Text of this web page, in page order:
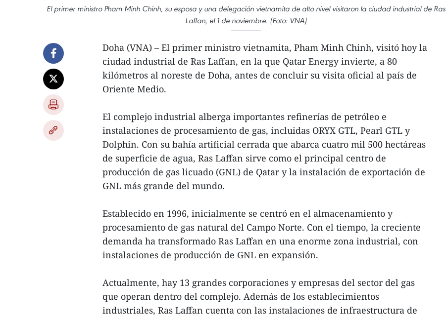
El primer ministro Pham Minh Chinh, su esposa y una delegación vietnamita de alto nivel visitaron la ciudad industrial de Ras
Laffan, el 1 de noviembre. (Foto: VNA)
Doha (VNA) – El primer ministro vietnamita, Pham Minh Chinh, visitó hoy la
ciudad industrial de Ras Laffan, en la que Qatar Energy invierte, a 80
kilómetros al noreste de Doha, antes de concluir su visita oficial al país de
Oriente Medio.
El complejo industrial alberga importantes refinerías de petróleo e
instalaciones de procesamiento de gas, incluidas ORYX GTL, Pearl GTL y
Dolphin. Con su bahía artificial cerrada que abarca cuatro mil 500 hectáreas
de superficie de agua, Ras Laffan sirve como el principal centro de
producción de gas licuado (GNL) de Qatar y la instalación de exportación de
GNL más grande del mundo.
Establecido en 1996, inicialmente se centró en el almacenamiento y
procesamiento de gas natural del Campo Norte. Con el tiempo, la creciente
demanda ha transformado Ras Laffan en una enorme zona industrial, con
instalaciones de producción de GNL en expansión.
Actualmente, hay 13 grandes corporaciones y empresas del sector del gas
que operan dentro del complejo. Además de los establecimientos
industriales, Ras Laffan cuenta con las instalaciones de infraestructura de